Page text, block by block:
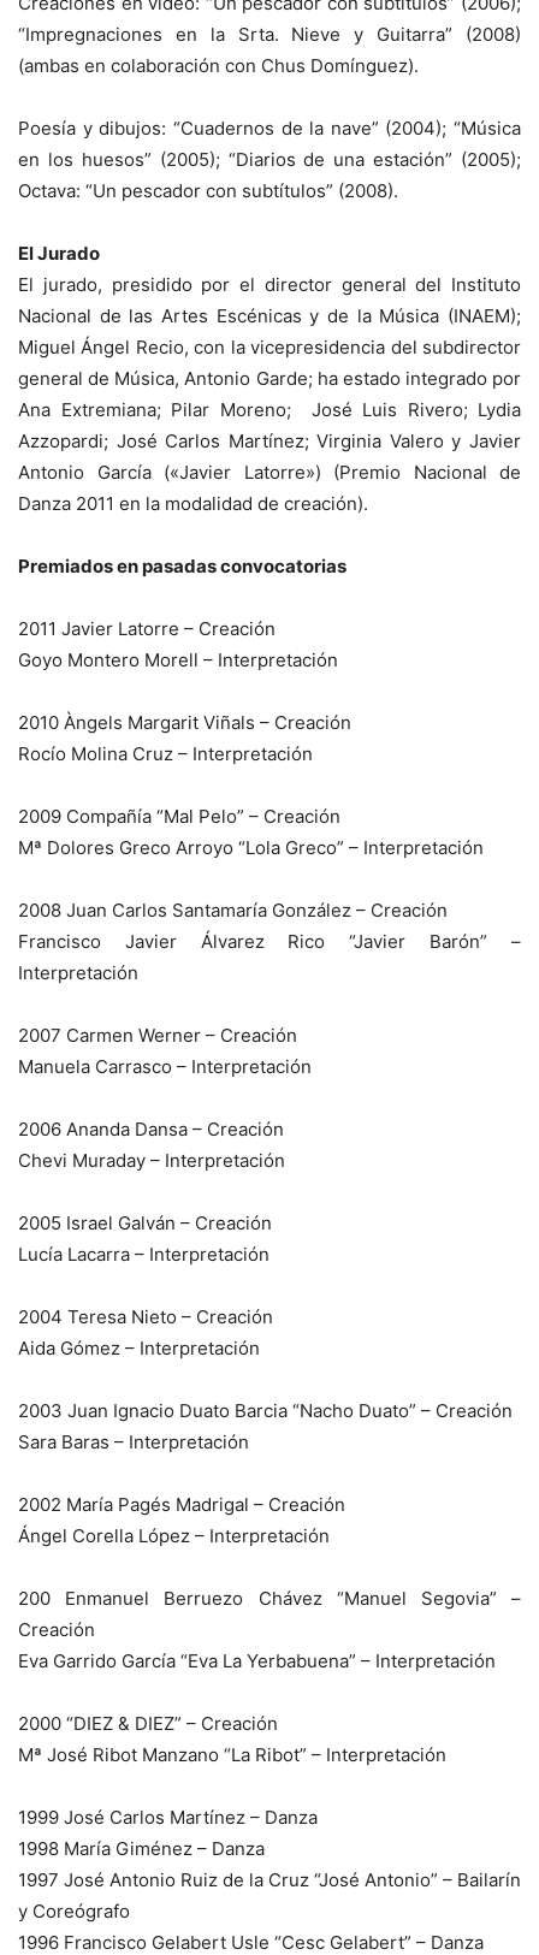
“Impregnaciones en la Srta. Nieve y Guitarra” (2008)
(ambas en colaboración con Chus Domínguez).
Poesía y dibujos: “Cuadernos de la nave” (2004); “Música
en los huesos” (2005); “Diarios de una estación” (2005);
Octava: “Un pescador con subtítulos” (2008).
El Jurado
El jurado, presidido por el director general del Instituto
Nacional de las Artes Escénicas y de la Música (INAEM);
Miguel Ángel Recio, con la vicepresidencia del subdirector
general de Música, Antonio Garde; ha estado integrado por
Ana Extremiana; Pilar Moreno; José Luis Rivero; Lydia
Azzopardi; José Carlos Martínez; Virginia Valero y Javier
Antonio García («Javier Latorre») (Premio Nacional de
Danza 2011 en la modalidad de creación).
Premiados en pasadas convocatorias
2011 Javier Latorre – Creación
Goyo Montero Morell – Interpretación
2010 Àngels Margarit Viñals – Creación
Rocío Molina Cruz – Interpretación
2009 Compañía “Mal Pelo” – Creación
Mª Dolores Greco Arroyo “Lola Greco” – Interpretación
2008 Juan Carlos Santamaría González – Creación
Francisco Javier Álvarez Rico “Javier Barón” –
Interpretación
2007 Carmen Werner – Creación
Manuela Carrasco – Interpretación
2006 Ananda Dansa – Creación
Chevi Muraday – Interpretación
2005 Israel Galván – Creación
Lucía Lacarra – Interpretación
2004 Teresa Nieto – Creación
Aida Gómez – Interpretación
2003 Juan Ignacio Duato Barcia “Nacho Duato” – Creación
Sara Baras – Interpretación
2002 María Pagés Madrigal – Creación
Ángel Corella López – Interpretación
200 Enmanuel Berruezo Chávez “Manuel Segovia” –
Creación
Eva Garrido García “Eva La Yerbabuena” – Interpretación
2000 “DIEZ & DIEZ” – Creación
Mª José Ribot Manzano “La Ribot” – Interpretación
1999 José Carlos Martínez – Danza
1998 María Giménez – Danza
1997 José Antonio Ruiz de la Cruz “José Antonio” – Bailarín
y Coreógrafo
1996 Francisco Gelabert Usle “Cesc Gelabert” – Danza